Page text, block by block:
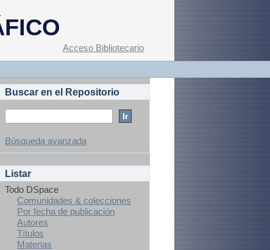
Acceso Bibliotecario
Buscar en el Repositorio
Búsqueda avanzada
Listar
Todo DSpace
Comunidades & colecciones
Por fecha de publicación
Autores
Títulos
Materias